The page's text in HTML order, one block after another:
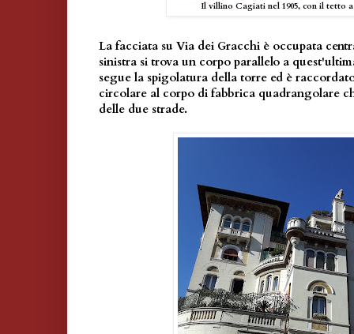
Il villino Cagiati nel 1905, con il tetto
La facciata su Via dei Gracchi è occupata
sinistra si trova un corpo parallelo a
segue la spigolatura della torre ed è
circolare al corpo di fabbrica quadrangolare
delle due strade.